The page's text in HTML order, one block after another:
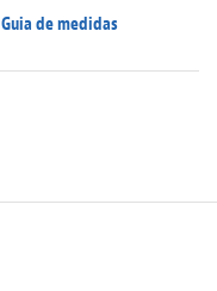
Guia de medidas